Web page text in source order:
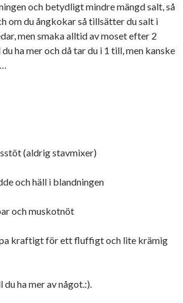
och betydligt mindre mängd salt, så
om du ångkokar så tillsätter du salt i
men smaka alltid av moset efter 2
ha mer och då tar du i 1 till, men kanske
(aldrig stavmixer)
och häll i blandningen
och muskotnöt
kraftigt för ett fluffigt och lite krämig
du ha mer av något.:).